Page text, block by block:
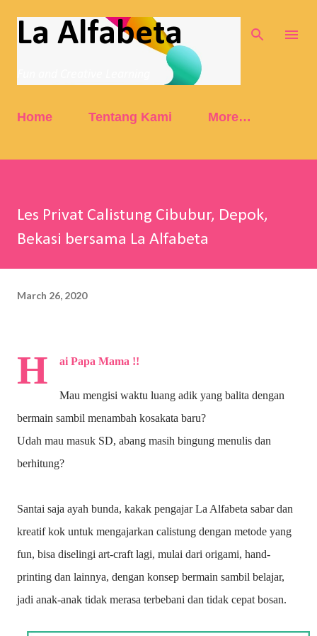
Skip to main content
La Alfabeta
Home Tentang Kami More…
Les Privat Calistung Cibubur, Depok,
Bekasi bersama La Alfabeta
March 26, 2020
H ai Papa Mama !!
Mau mengisi waktu luang adik yang balita dengan
bermain sambil menambah kosakata baru?
Udah mau masuk SD, abang masih bingung menulis dan
berhitung?
Santai saja ayah bunda, kakak pengajar La Alfabeta sabar dan
kreatif kok untuk mengajarkan calistung dengan metode yang
fun, bisa diselingi art-craft lagi, mulai dari origami, hand-
printing dan lainnya, dengan konsep bermain sambil belajar,
jadi anak-anak tidak merasa terbebani dan tidak cepat bosan.